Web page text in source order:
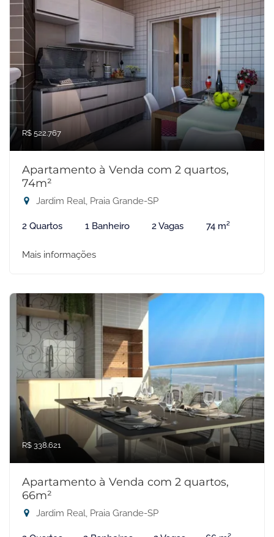
R$ 522.767
Apartamento à Venda com 2 quartos,
74m²
Jardim Real, Praia Grande-SP
2 Quartos 1 Banheiro 2 Vagas 74 m²
Mais informações
R$ 338.621
Apartamento à Venda com 2 quartos,
66m²
Jardim Real, Praia Grande-SP